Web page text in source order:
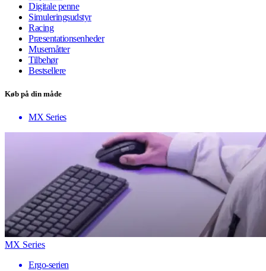
Digitale penne
Simuleringsudstyr
Racing
Præsentationsenheder
Musemåtter
Tilbehør
Bestsellere
Køb på din måde
MX Series
MX Series
Ergo-serien